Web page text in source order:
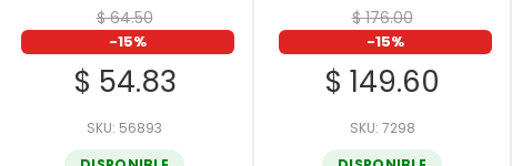
$ 64.50
-15%
$ 54.83
SKU: 56893
$ 176.00
-15%
$ 149.60
SKU: 7298